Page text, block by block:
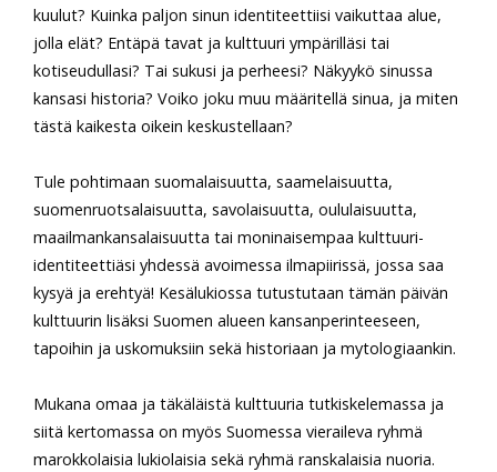
kuulut? Kuinka paljon sinun identiteettiisi vaikuttaa alue,
jolla elät? Entäpä tavat ja kulttuuri ympärilläsi tai
kotiseudullasi? Tai sukusi ja perheesi? Näkyykö sinussa
kansasi historia? Voiko joku muu määritellä sinua, ja miten
tästä kaikesta oikein keskustellaan?
Tule pohtimaan suomalaisuutta, saamelaisuutta,
suomenruotsalaisuutta, savolaisuutta, oululaisuutta,
maailmankansalaisuutta tai moninaisempaa kulttuuri-
identiteettiäsi yhdessä avoimessa ilmapiirissä, jossa saa
kysyä ja erehtyä! Kesälukiossa tutustutaan tämän päivän
kulttuurin lisäksi Suomen alueen kansanperinteeseen,
tapoihin ja uskomuksiin sekä historiaan ja mytologiaankin.
Mukana omaa ja täkäläistä kulttuuria tutkiskelemassa ja
siitä kertomassa on myös Suomessa vieraileva ryhmä
marokkolaisia lukiolaisia sekä ryhmä ranskalaisia nuoria.